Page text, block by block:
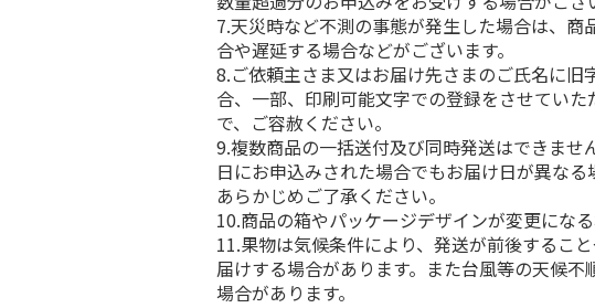
7.天災時など不測の事態が発生した場合は、商
合や遅延する場合などがございます。
8.ご依頼主さま又はお届け先さまのご氏名に旧
合、一部、印刷可能文字での登録をさせてい
で、ご容赦ください。
9.複数商品の一括送付及び同時発送はできませ
日にお申込みされた場合でもお届け日が異なる
あらかじめご了承ください。
10.商品の箱やパッケージデザインが変更になる
11.果物は気候条件により、発送が前後するこ
届けする場合があります。また台風等の天候不
場合があります。